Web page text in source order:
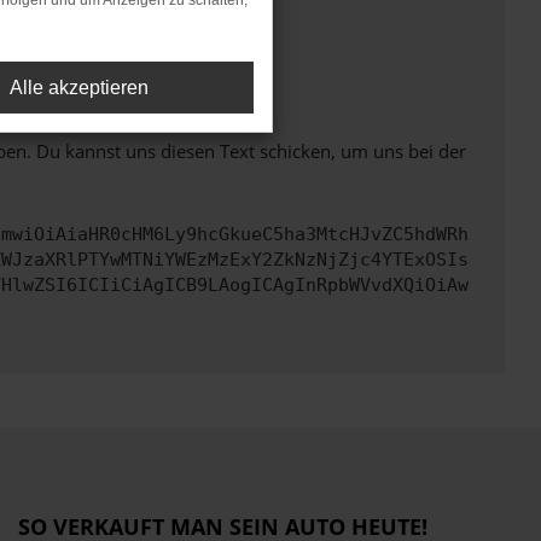
unterstützt werden.
Du kannst uns diesen Text schicken, um uns bei der
SO VERKAUFT MAN SEIN AUTO HEUTE!
Alle akzeptieren